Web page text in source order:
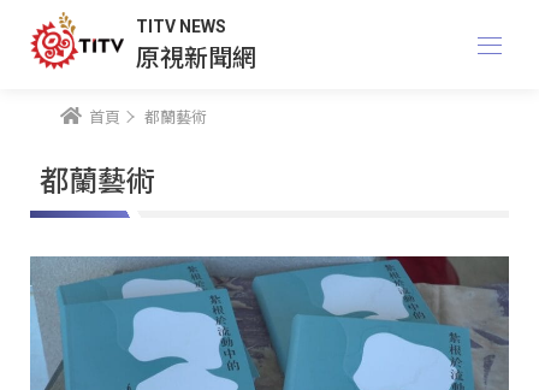
TITV NEWS
原視新聞網
首頁 都蘭藝術
都蘭藝術